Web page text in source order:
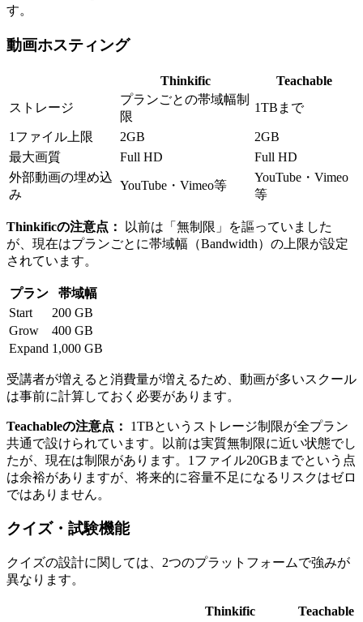
す。
動画ホスティング
Thinkific
Teachable
ストレージ
プランごとの帯域幅制
限
1TBまで
1ファイル上限 2GB
2GB
最大画質
Full HD
Full HD
外部動画の埋め込
み
YouTube・Vimeo等
YouTube・Vimeo
等
Thinkificの注意点：
以前は「無制限」を謳っていました
が、現在はプランごとに帯域幅（Bandwidth）の上限が設定
されています。
プラン
帯域幅
Start
200 GB
Grow
400 GB
Expand 1,000 GB
受講者が増えると消費量が増えるため、動画が多いスクール
は事前に計算しておく必要があります。
Teachableの注意点：
1TBというストレージ制限が全プラン
共通で設けられています。以前は実質無制限に近い状態でし
たが、現在は制限があります。1ファイル20GBまでという点
は余裕がありますが、将来的に容量不足になるリスクはゼロ
ではありません。
クイズ・試験機能
クイズの設計に関しては、2つのプラットフォームで強みが
異なります。
Thinkific
Teachable